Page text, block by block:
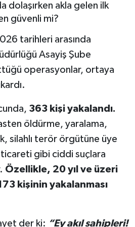
dolaşırken akla gelen ilk
güvenli mi?
tarihleri arasında
Asayiş Şube
operasyonlar, ortaya
363 kişi yakalandı.
öldürme, yaralama,
silahlı terör örgütüne üye
gibi ciddi suçlara
Özellikle, 20 yıl ve üzeri
kişinin yakalanması
der ki: “Ey akıl sahipleri!